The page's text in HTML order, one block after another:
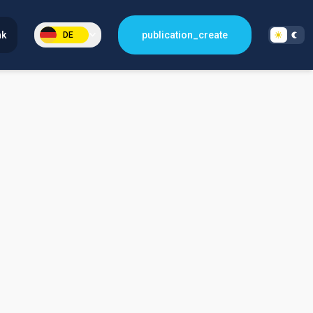
DE publication_create